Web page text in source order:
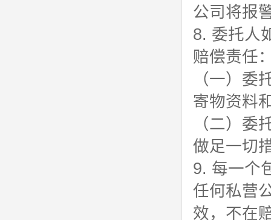
公司将报
8. 委托人
赔偿责任
（一）委
寄物资料
（二）委
做足一切
9. 每一个
任何私营
效，不在